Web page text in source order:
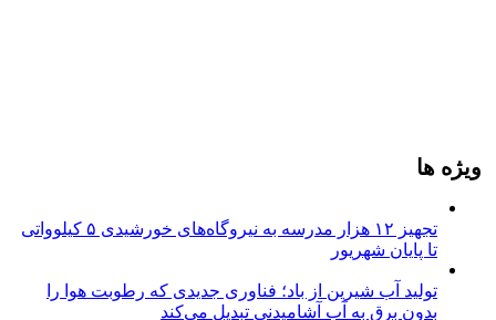
ویژه ها
تجهیز ۱۲ هزار مدرسه به نیروگاه‌های خورشیدی ۵ کیلوواتی
تا پایان شهریور
تولید آب شیرین از باد؛ فناوری جدیدی که رطوبت هوا را
بدون برق به آب آشامیدنی تبدیل می‌کند